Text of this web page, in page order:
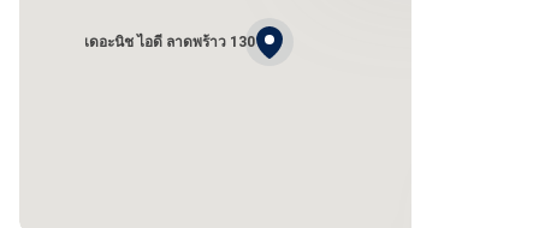
เดอะนิช ไอดี ลาดพร้าว 130